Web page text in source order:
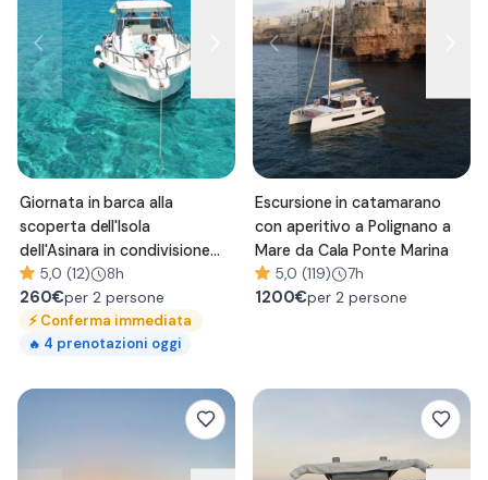
Giornata in barca alla
scoperta dell'Isola
dell'Asinara in condivisione
con pranzo
5,0 (12) 8h
260€per 2 persone
⚡Conferma immediata
🔥 4 prenotazioni oggi
Escursione in catamarano
con aperitivo a Polignano a
Mare da Cala Ponte Marina
5,0 (119) 7h
1200€per 2 persone